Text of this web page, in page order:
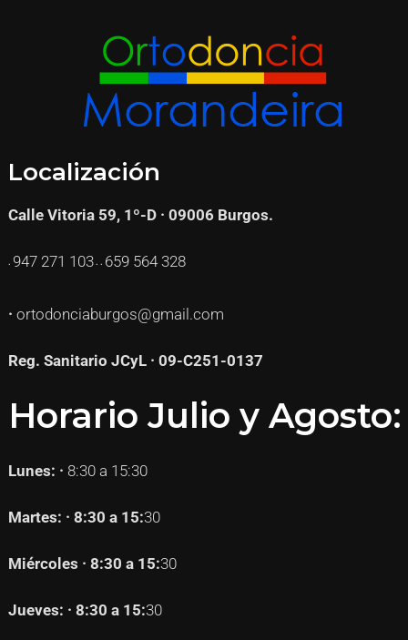
Localización
Calle Vitoria 59, 1º-D · 09006 Burgos.
· 947 271 103 · · 659 564 328
· ortodonciaburgos@gmail.com
Reg. Sanitario JCyL · 09-C251-0137
Horario Julio y Agosto:
Lunes: · 8:30 a 15:30
Martes: · 8:30 a 15:30
Miércoles · 8:30 a 15:30
Jueves: · 8:30 a 15:30